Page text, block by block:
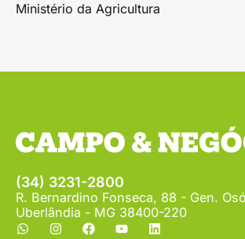
Ministério da Agricultura
(34) 3231-2800
R. Bernardino Fonseca, 88 - Gen.
Uberlândia - MG 38400-220